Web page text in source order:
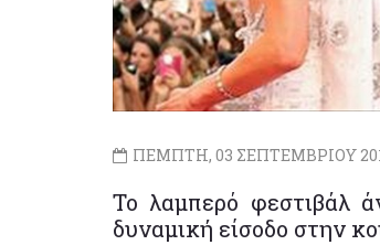
ΠΕΜΠΤΗ, 03 ΣΕΠΤΕΜΒΡΙΟΥ
Το λαμπερό φεστιβάλ
δυναμική είσοδο στην